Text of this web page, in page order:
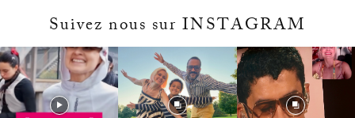
Suivez nous sur INSTAGRAM